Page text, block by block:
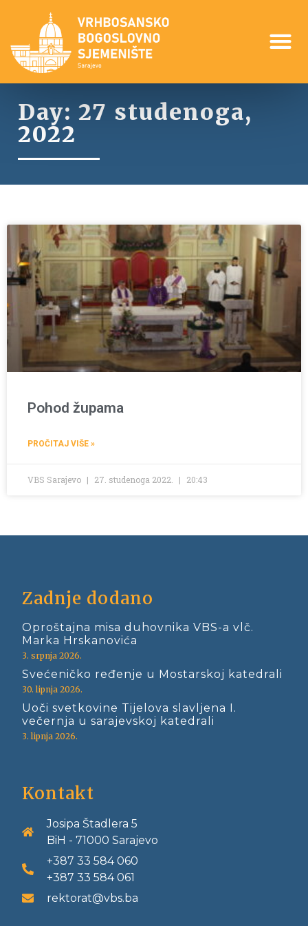
Day: 27 studenoga,
2022
Pohod župama
PROČITAJ VIŠE »
VBS Sarajevo 27. studenoga 2022. 20:43
Zadnje dodano
Oproštajna misa duhovnika VBS-a vlč.
Marka Hrskanovića
3. srpnja 2026.
Svećeničko ređenje u Mostarskoj katedrali
30. lipnja 2026.
Uoči svetkovine Tijelova slavljena I.
večernja u sarajevskoj katedrali
3. lipnja 2026.
Kontakt
Josipa Štadlera 5
BiH - 71000 Sarajevo
+387 33 584 060
+387 33 584 061
rektorat@vbs.ba